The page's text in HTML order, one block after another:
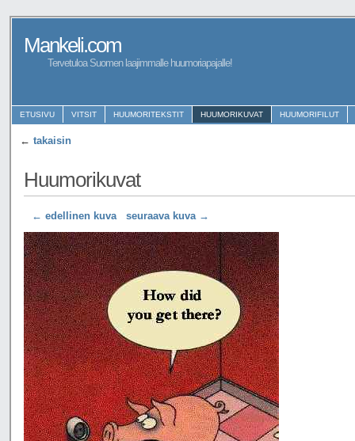
Mankeli.com
Tervetuloa Suomen laajimmalle huumoriapajalle!
ETUSIVU VITSIT HUUMORITEKSTIT HUUMORIKUVAT HUUMORIFILUT
← takaisin
Huumorikuvat
← edellinen kuva seuraava kuva →